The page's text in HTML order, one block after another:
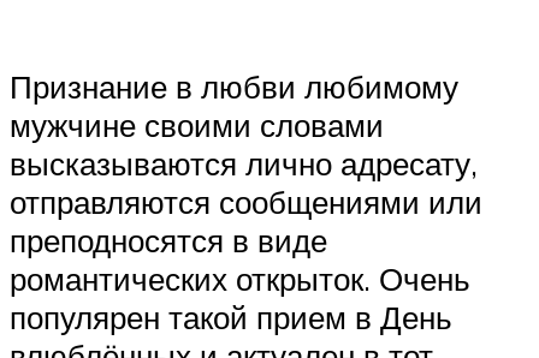
Признание в любви любимому
мужчине своими словами
высказываются лично адресату,
отправляются сообщениями или
преподносятся в виде
романтических открыток. Очень
популярен такой прием в День